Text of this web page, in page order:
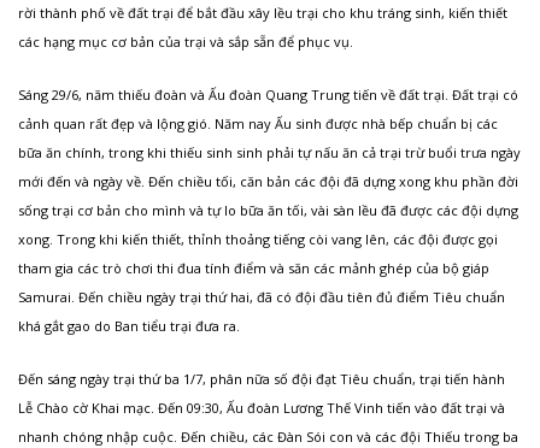
rời thành phố về đất trại để bắt đầu xây lều trại cho khu tráng sinh, kiến thiết
các hạng mục cơ bản của trại và sắp sẵn để phục vụ.
Sáng 29/6, năm thiếu đoàn và Ấu đoàn Quang Trung tiến về đất trại. Đất trại có
cảnh quan rất đẹp và lộng gió. Năm nay Ấu sinh được nhà bếp chuẩn bị các
bữa ăn chính, trong khi thiếu sinh sinh phải tự nấu ăn cả trại trừ buổi trưa ngày
mới đến và ngày về. Đến chiều tối, căn bản các đội đã dựng xong khu phần đời
sống trại cơ bản cho mình và tự lo bữa ăn tối, vài sàn lều đã được các đội dựng
xong. Trong khi kiến thiết, thỉnh thoảng tiếng còi vang lên, các đội được gọi
tham gia các trò chơi thi đua tính điểm và săn các mảnh ghép của bộ giáp
Samurai. Đến chiều ngày trại thứ hai, đã có đội đầu tiên đủ điểm Tiêu chuẩn
khá gắt gao do Ban tiểu trại đưa ra.
Đến sáng ngày trại thứ ba 1/7, phân nữa số đội đạt Tiêu chuẩn, trại tiến hành
Lễ Chào cờ Khai mạc. Đến 09:30, Ấu đoàn Lương Thế Vinh tiến vào đất trại và
nhanh chóng nhập cuộc. Đến chiều, các Đàn Sói con và các đội Thiếu trong ba